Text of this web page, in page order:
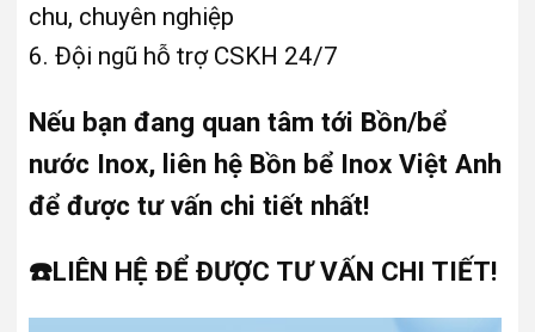
chu, chuyên nghiệp
6. Đội ngũ hỗ trợ CSKH 24/7
Nếu bạn đang quan tâm tới Bồn/bể
nước Inox, liên hệ Bồn bể Inox Việt Anh
để được tư vấn chi tiết nhất!
☎️LIÊN HỆ ĐỂ ĐƯỢC TƯ VẤN CHI TIẾT!